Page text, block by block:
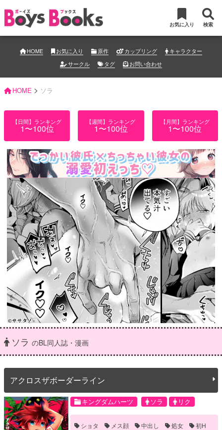
お気に入り 検索
HOME お気に入り 原作 カップリング
キャラクター
サークル
タグ お問い合わせ
HOME > ソラ
【日間】ランキング
1〜100位
【週間】ランキング
1〜100位
【月間】ランキング
1〜100位
ソラ のBL同人誌・漫画
アクロスザボーダーライン
キングダムハーツ ソラ リク
ショタ メス顔 中出し 処女
初H